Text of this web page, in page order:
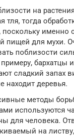
на
тля, тогда
поскольку именно
пищей для мухи.
поблизости
бархатцы
сладкий запах
находит деревья.
методы
используются
для человека.
на